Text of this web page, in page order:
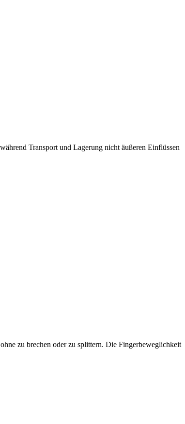
Transport und Lagerung nicht äußeren Einflüssen
zu brechen oder zu splittern. Die Fingerbeweglichkeit